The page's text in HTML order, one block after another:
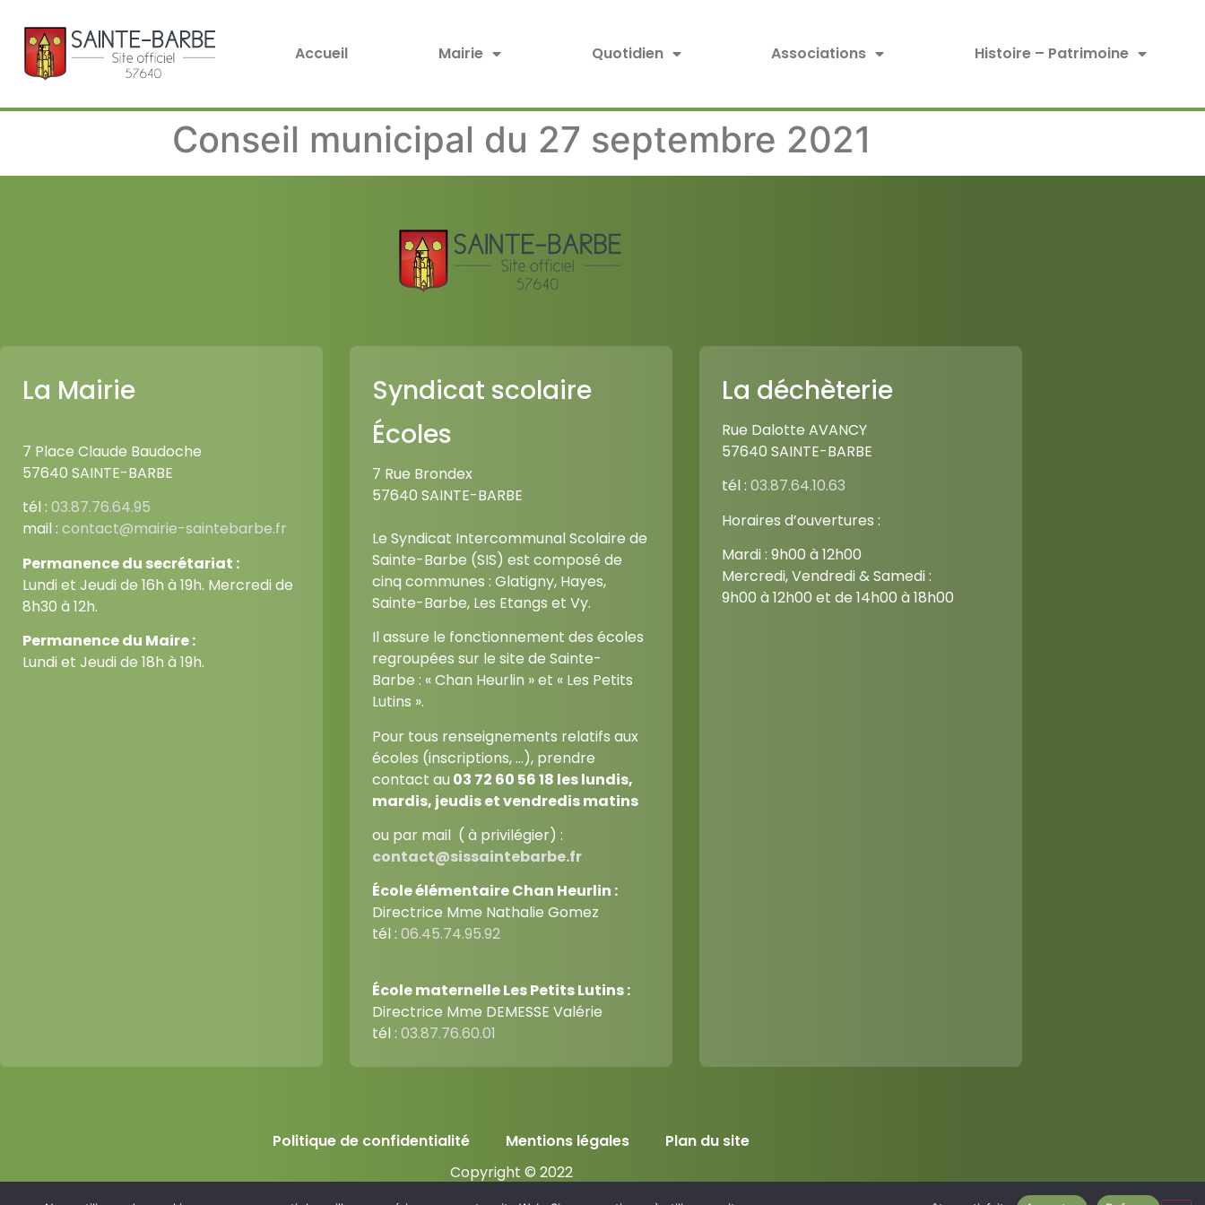
Accueil Mairie Quotidien Associations Histoire – Patrimoine
Conseil municipal du 27 septembre 2021
La Mairie
7 Place Claude Baudoche
57640 SAINTE-BARBE
tél : 03.87.76.64.95
mail : contact@mairie-saintebarbe.fr
Permanence du secrétariat :
Lundi et Jeudi de 16h à 19h. Mercredi de
8h30 à 12h.
Permanence du Maire :
Lundi et Jeudi de 18h à 19h.
Syndicat scolaire
Écoles
7 Rue Brondex
57640 SAINTE-BARBE
Le Syndicat Intercommunal Scolaire de
Sainte-Barbe (SIS) est composé de
cinq communes : Glatigny, Hayes,
Sainte-Barbe, Les Etangs et Vy.
Il assure le fonctionnement des écoles
regroupées sur le site de Sainte-
Barbe : « Chan Heurlin » et « Les Petits
Lutins ».
Pour tous renseignements relatifs aux
écoles (inscriptions, …), prendre
contact au 03 72 60 56 18 les lundis,
mardis, jeudis et vendredis matins
ou par mail ( à privilégier) :
contact@sissaintebarbe.fr
École élémentaire Chan Heurlin :
Directrice Mme Nathalie Gomez
tél : 06.45.74.95.92
École maternelle Les Petits Lutins :
Directrice Mme DEMESSE Valérie
tél : 03.87.76.60.01
La déchèterie
Rue Dalotte AVANCY
57640 SAINTE-BARBE
tél : 03.87.64.10.63
Horaires d’ouvertures :
Mardi : 9h00 à 12h00
Mercredi, Vendredi & Samedi :
9h00 à 12h00 et de 14h00 à 18h00
Politique de confidentialité Mentions légales
Plan du site
Copyright © 2022